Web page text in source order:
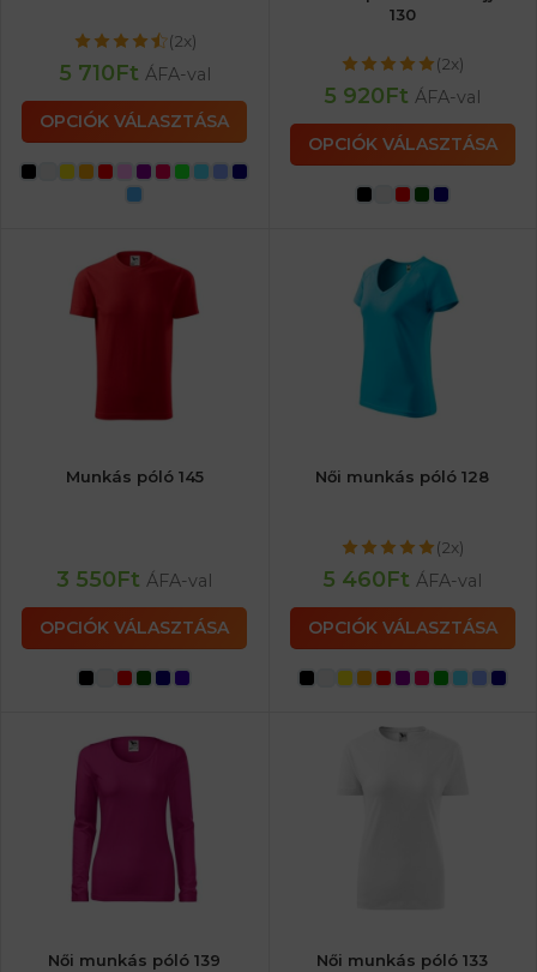
(2x)
5 710Ft ÁFA-val
OPCIÓK VÁLASZTÁSA
130
(2x)
5 920Ft ÁFA-val
OPCIÓK VÁLASZTÁSA
Munkás póló 145
3 550Ft ÁFA-val
OPCIÓK VÁLASZTÁSA
Női munkás póló 128
(2x)
5 460Ft ÁFA-val
OPCIÓK VÁLASZTÁSA
Női munkás póló 139 Női munkás póló 133